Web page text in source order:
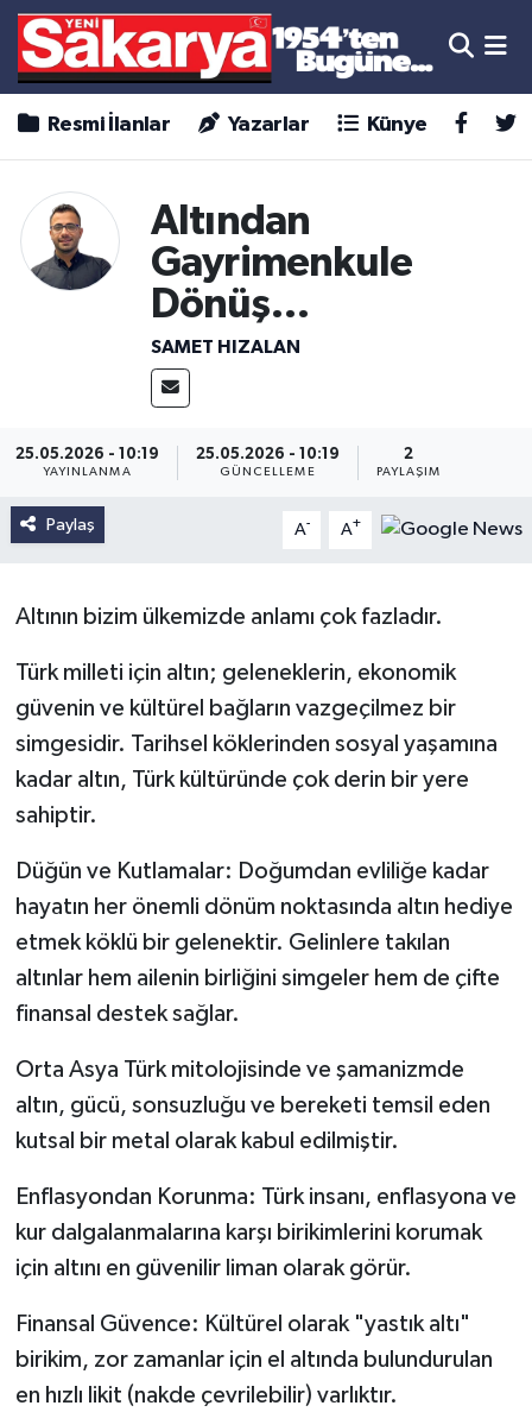
Resmi İlanlar Yazarlar Künye
Altından
Gayrimenkule
Dönüş…
SAMET HIZALAN
25.05.2026 - 10:19
YAYINLANMA
25.05.2026 - 10:19
GÜNCELLEME
2
PAYLAŞIM
Paylaş A- A+
Altının bizim ülkemizde anlamı çok fazladır.
Türk milleti için altın; geleneklerin, ekonomik
güvenin ve kültürel bağların vazgeçilmez bir
simgesidir. Tarihsel köklerinden sosyal yaşamına
kadar altın, Türk kültüründe çok derin bir yere
sahiptir.
Düğün ve Kutlamalar: Doğumdan evliliğe kadar
hayatın her önemli dönüm noktasında altın hediye
etmek köklü bir gelenektir. Gelinlere takılan
altınlar hem ailenin birliğini simgeler hem de çifte
finansal destek sağlar.
Orta Asya Türk mitolojisinde ve şamanizmde
altın, gücü, sonsuzluğu ve bereketi temsil eden
kutsal bir metal olarak kabul edilmiştir.
Enflasyondan Korunma: Türk insanı, enflasyona ve
kur dalgalanmalarına karşı birikimlerini korumak
için altını en güvenilir liman olarak görür.
Finansal Güvence: Kültürel olarak "yastık altı"
birikim, zor zamanlar için el altında bulundurulan
en hızlı likit (nakde çevrilebilir) varlıktır.